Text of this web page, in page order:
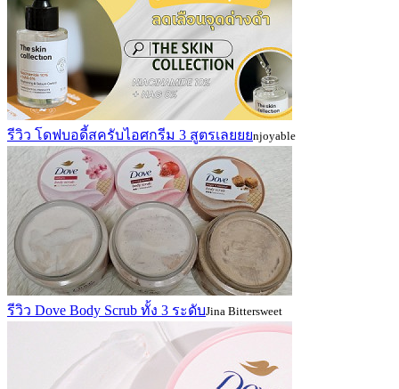
รีวิว โดฟบอดี้สครับไอศกรีม 3 สูตรเลยยยnjoyable
รีวิว Dove Body Scrub ทั้ง 3 ระดับJina Bittersweet